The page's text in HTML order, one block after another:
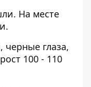
На месте
черные глаза,
100 - 110